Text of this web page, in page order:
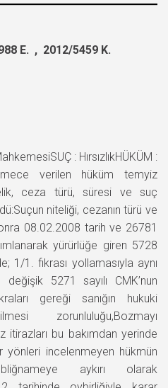
E. , 2012/5459 K.
: HırsızlıkHÜKÜM :
verilen hüküm temyiz
ceza türü, süresi ve suç
niteliği, cezanın türü ve
08.02.2008 tarih ve 26781
yürürlüğe giren 5728
1/1. fıkrası yollamasıyla aynı
5271 sayılı CMK’nun
gereği sanığın hukuki
zorunluluğu,Bozmayı
itirazları bu bakımdan yerinde
yönleri incelenmeyen hükmün
aykırı olarak